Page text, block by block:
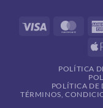
Visa
POLÍTICA
POLÍTICA DE
TÉRMINOS,